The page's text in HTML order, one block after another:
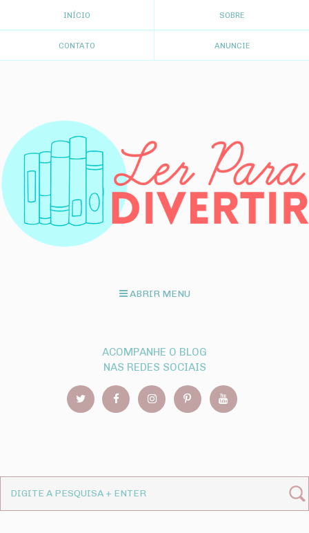
INÍCIO SOBRE
CONTATO ANUNCIE
ABRIR MENU
ACOMPANHE O BLOG
NAS REDES SOCIAIS